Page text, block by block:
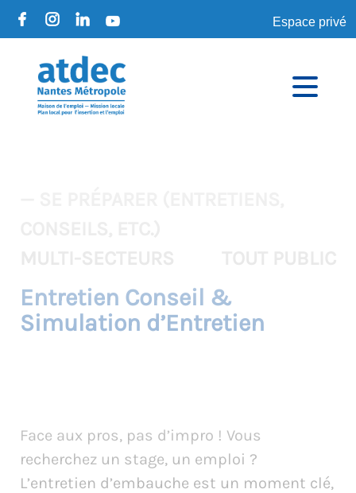
Espace privé
Entretien Conseil &
Simulation d’Entretien
Face aux pros, pas d’impro ! Vous
recherchez un stage, un emploi ?
L’entretien d’embauche est un moment clé,